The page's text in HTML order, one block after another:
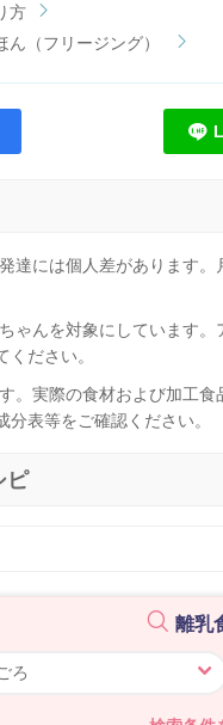
方
（フリージング）
達には個人差があります
ゃんを対象にしています
ださい。
。実際の食材および加工
表等をご確認ください。
ピ
離乳